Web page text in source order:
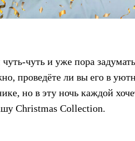
чуть и уже пора
проведёте ли вы его в
но в эту ночь каждой
Christmas Collection.